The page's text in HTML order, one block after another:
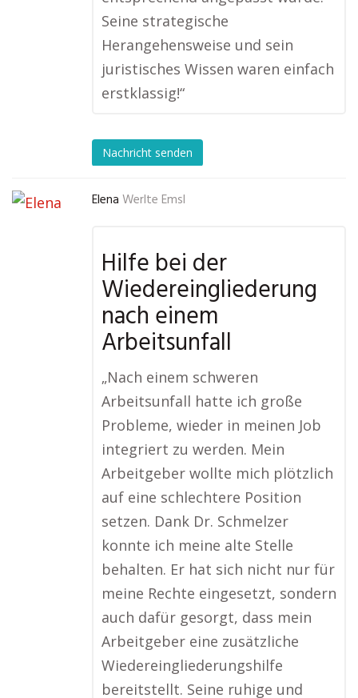
Seine strategische
Herangehensweise und sein
juristisches Wissen waren einfach
erstklassig!“
Nachricht senden
Elena Werlte Emsl
Hilfe bei der
Wiedereingliederung
nach einem
Arbeitsunfall
„Nach einem schweren
Arbeitsunfall hatte ich große
Probleme, wieder in meinen Job
integriert zu werden. Mein
Arbeitgeber wollte mich plötzlich
auf eine schlechtere Position
setzen. Dank Dr. Schmelzer
konnte ich meine alte Stelle
behalten. Er hat sich nicht nur für
meine Rechte eingesetzt, sondern
auch dafür gesorgt, dass mein
Arbeitgeber eine zusätzliche
Wiedereingliederungshilfe
bereitstellt. Seine ruhige und